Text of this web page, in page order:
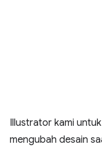
Illustrator kami
mengubah desain